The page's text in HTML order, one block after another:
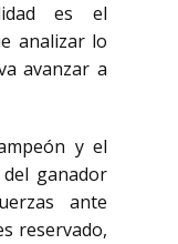
es el
analizar lo
avanzar a
y el
ganador
ante
reservado,